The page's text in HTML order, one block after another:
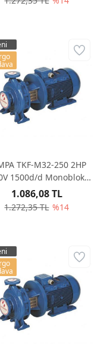
TKF-M32-250 2HP
1500d/d Monoblok
Santrifüj Pompa
1.272,35 TL %14
1.086,08 TL